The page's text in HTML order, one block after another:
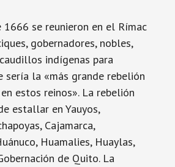
1666 se reunieron en el Rímac
gobernadores, nobles,
indígenas para
sería la «más grande rebelión
estos reinos». La rebelión
estallar en Yauyos,
Cajamarca,
Huamalies, Huaylas,
de Quito. La